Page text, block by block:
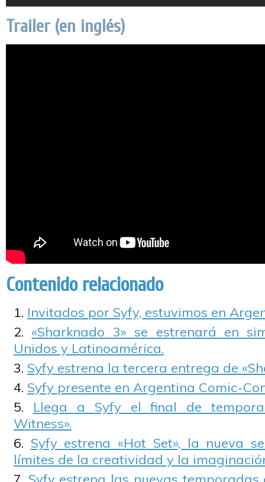
Trailer (en inglés)
Contenido relacionado
Invitados por Syfy, estuvimos en
«Sharknado 3» se estrenará en
Unidos y Latinoamérica.
Syfy estrena la tercera entrega de
Syfy presente en Argentina Comic-
Llega a Syfy el final de
Witness».
Syfy estrena «Hot Set», la nueva
límites de la creatividad y la